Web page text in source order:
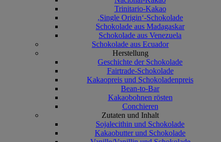
Trinitario-Kakao
‚Single Origin‘-Schokolade
Schokolade aus Madagaskar
Schokolade aus Venezuela
Schokolade aus Ecuador
Herstellung
Geschichte der Schokolade
Fairtrade-Schokolade
Kakaopreis und Schokoladenpreis
Bean-to-Bar
Kakaobohnen rösten
Conchieren
Zutaten und Inhalt
Sojalecithin und Schokolade
Kakaobutter und Schokolade